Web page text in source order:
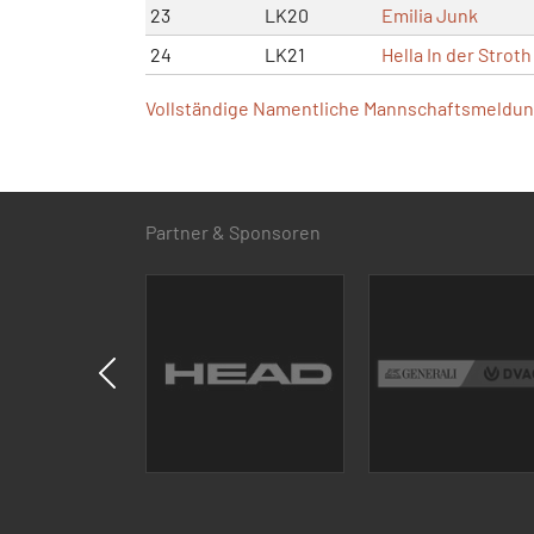
23 LK20
Emilia Junk
24
LK21 Hella In der Stroth
Vollständige Namentliche
Partner & Sponsoren